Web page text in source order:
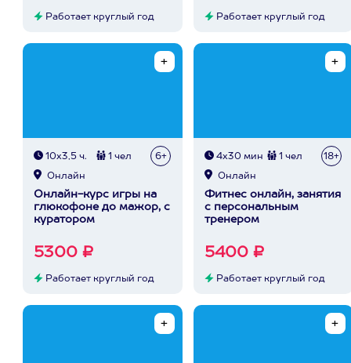
Работает круглый год Работает круглый год
10х3,5 ч. 1 чел 6+
Онлайн
Онлайн-курс игры на
глюкофоне до мажор, с
куратором
5300 ₽
Работает круглый год
4х30 мин 1 чел 18+
Онлайн
Фитнес онлайн, занятия
с персональным
тренером
5400 ₽
Работает круглый год